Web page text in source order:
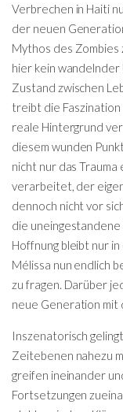
Verbrechen in Haiti
der neuen
Mythos des Zombies
hier kein
Zustand zwischen
treibt die
reale Hintergrund
diesem wunden
nicht nur das
verarbeitet, der
dennoch nicht vor
die uneingestandene
Hoffnung bleibt nur
Mélissa nun endlich
zu fragen. Darüber
neue Generation mit
Inszenatorisch gelingt
Zeitebenen nahezu
greifen ineinander
Fortsetzungen